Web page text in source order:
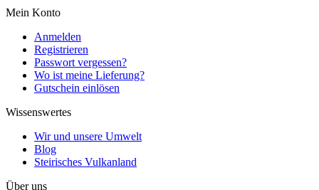
Mein Konto
Anmelden
Registrieren
Passwort vergessen?
Wo ist meine Lieferung?
Gutschein einlösen
Wissenswertes
Wir und unsere Umwelt
Blog
Steirisches Vulkanland
Über uns